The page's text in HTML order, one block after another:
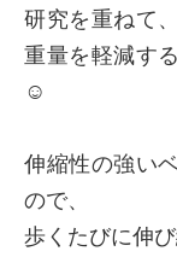
研究を重ねて
重量を軽減す
☺️
伸縮性の強い
ので、
歩くたびに伸